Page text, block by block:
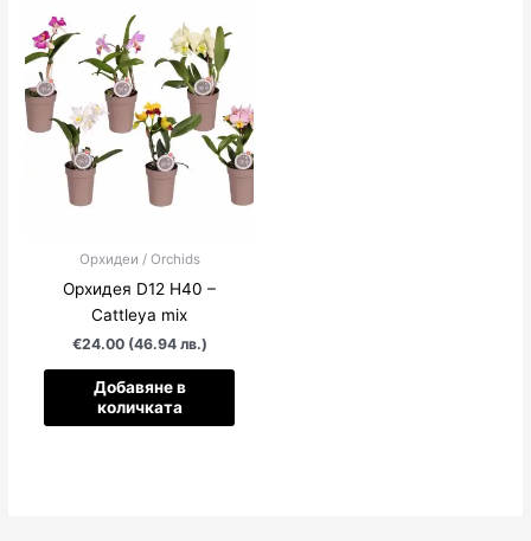
Орхидеи / Orchids
Орхидея D12 H40 –
Cattleya mix
€24.00 (46.94 лв.)
Добавяне в
количката